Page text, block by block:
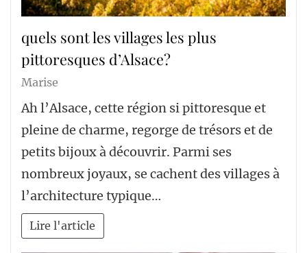
quels sont les villages les plus
pittoresques d’Alsace?
Marise
Ah l’Alsace, cette région si pittoresque et
pleine de charme, regorge de trésors et de
petits bijoux à découvrir. Parmi ses
nombreux joyaux, se cachent des villages à
l’architecture typique…
Lire l'article